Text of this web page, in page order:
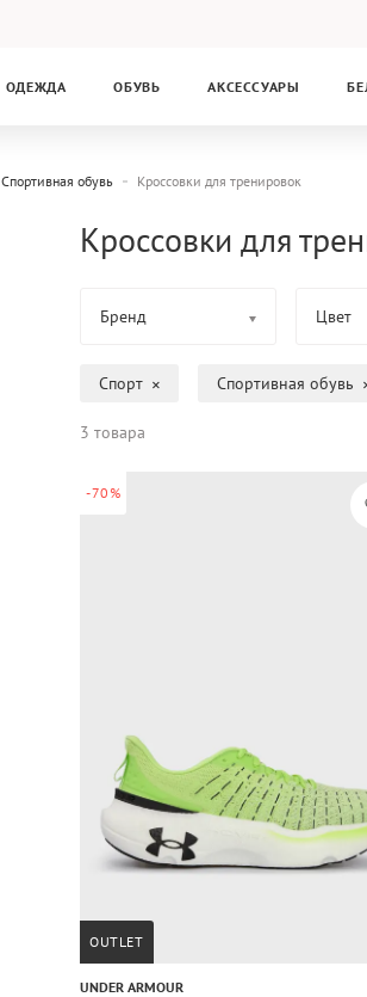
ОДЕЖДА ОБУВЬ АКСЕССУАРЫ
Спортивная обувь Кроссовки для тренировок
Кроссовки для
Бренд Цвет
Спорт Спортивная обувь
3 товара
-70%
OUTLET
UNDER ARMOUR